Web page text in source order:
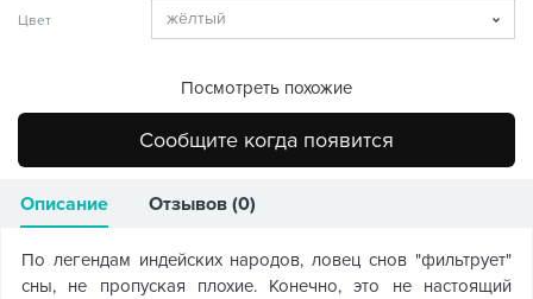
Цвет
Посмотреть похожие
Сообщите когда появится
Описание Отзывов (0)
По легендам индейских народов, ловец снов "фильтрует"
сны, не пропуская плохие. Конечно, это не настоящий